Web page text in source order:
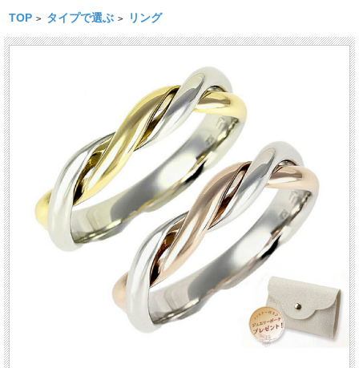
TOP > タイプで選ぶ > リング